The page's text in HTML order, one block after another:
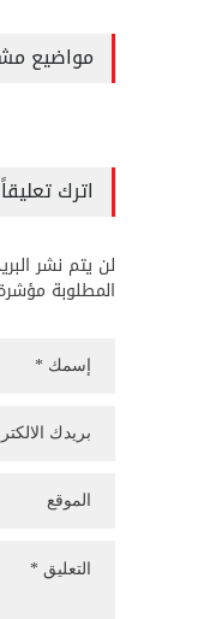
مواضيع
اترك تعليقاً
لن يتم نشر
المطلوبة